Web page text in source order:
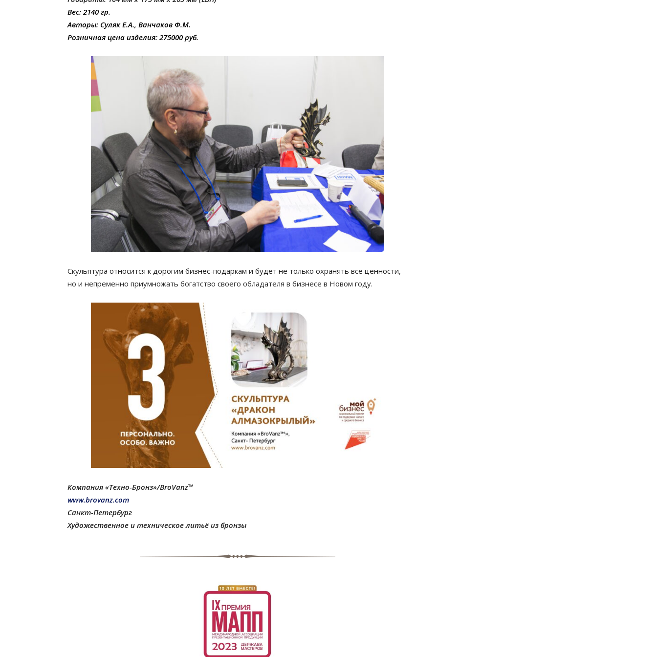
Вес: 2140 гр.
Авторы: Суляк Е.А., Ванчаков Ф.М.
Розничная цена изделия: 275000 руб.
Скульптура относится к дорогим бизнес-подаркам и будет не только охранять все ценности,
но и непременно приумножать богатство своего обладателя в бизнесе в Новом году.
Компания «Техно-Бронз»/BroVanz™
www.brovanz.com
Санкт-Петербург
Художественное и техническое литьё из бронзы